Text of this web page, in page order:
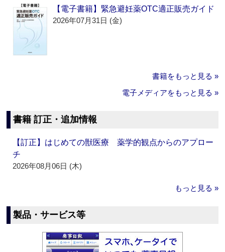
【電子書籍】緊急避妊薬OTC適正販売ガイド
2026年07月31日 (金)
書籍をもっと見る »
電子メディアをもっと見る »
書籍 訂正・追加情報
【訂正】はじめての獣医療 薬学的観点からのアプロー
チ
2026年08月06日 (木)
もっと見る »
製品・サービス等